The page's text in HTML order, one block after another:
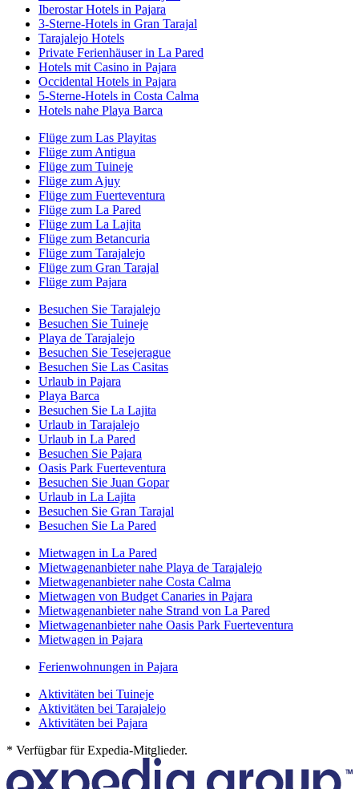
Iberostar Hotels in Pajara
3-Sterne-Hotels in Gran Tarajal
Tarajalejo Hotels
Private Ferienhäuser in La Pared
Hotels mit Casino in Pajara
Occidental Hotels in Pajara
5-Sterne-Hotels in Costa Calma
Hotels nahe Playa Barca
Flüge zum Las Playitas
Flüge zum Antigua
Flüge zum Tuineje
Flüge zum Ajuy
Flüge zum Fuerteventura
Flüge zum La Pared
Flüge zum La Lajita
Flüge zum Betancuria
Flüge zum Tarajalejo
Flüge zum Gran Tarajal
Flüge zum Pajara
Besuchen Sie Tarajalejo
Besuchen Sie Tuineje
Playa de Tarajalejo
Besuchen Sie Tesejerague
Besuchen Sie Las Casitas
Urlaub in Pajara
Playa Barca
Besuchen Sie La Lajita
Urlaub in Tarajalejo
Urlaub in La Pared
Besuchen Sie Pajara
Oasis Park Fuerteventura
Besuchen Sie Juan Gopar
Urlaub in La Lajita
Besuchen Sie Gran Tarajal
Besuchen Sie La Pared
Mietwagen in La Pared
Mietwagenanbieter nahe Playa de Tarajalejo
Mietwagenanbieter nahe Costa Calma
Mietwagen von Budget Canaries in Pajara
Mietwagenanbieter nahe Strand von La Pared
Mietwagenanbieter nahe Oasis Park Fuerteventura
Mietwagen in Pajara
Ferienwohnungen in Pajara
Aktivitäten bei Tuineje
Aktivitäten bei Tarajalejo
Aktivitäten bei Pajara
* Verfügbar für Expedia-Mitglieder.